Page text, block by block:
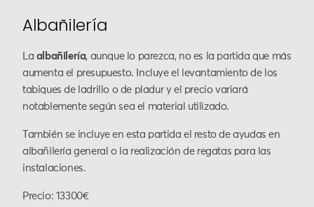
Albañilería
La albañilería, aunque lo parezca, no es la partida que más
aumenta el presupuesto. Incluye el levantamiento de los
tabiques de ladrillo o de pladur y el precio variará
notablemente según sea el material utilizado.
También se incluye en esta partida el resto de ayudas en
albañilería general o la realización de regatas para las
instalaciones.
Precio: 13300€